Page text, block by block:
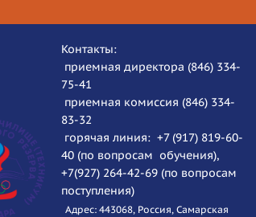
Контакты:
приемная директора (846) 334-
75-41
приемная комиссия (846) 334-
83-32
горячая линия: +7 (917) 819-60-
40 (по вопросам обучения),
+7(927) 264-42-69 (по вопросам
поступления)
Адрес: 443068, Россия, Самарская